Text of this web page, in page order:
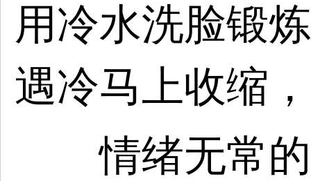
用冷水洗脸锻
遇冷马上收缩
情绪无常的